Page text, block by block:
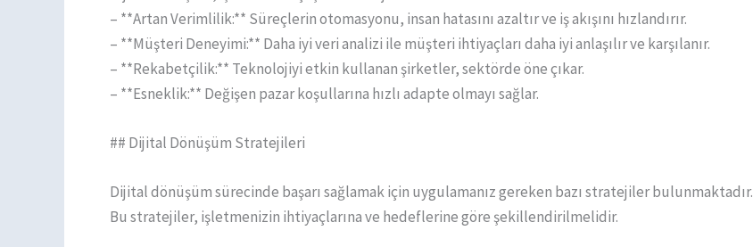
– **Artan Verimlilik:** Süreçlerin otomasyonu, insan hatasını azaltır ve iş akışını hızlandırır.
– **Müşteri Deneyimi:** Daha iyi veri analizi ile müşteri ihtiyaçları daha iyi anlaşılır ve karşılanır.
– **Rekabetçilik:** Teknolojiyi etkin kullanan şirketler, sektörde öne çıkar.
– **Esneklik:** Değişen pazar koşullarına hızlı adapte olmayı sağlar.
## Dijital Dönüşüm Stratejileri
Dijital dönüşüm sürecinde başarı sağlamak için uygulamanız gereken bazı stratejiler bulunmaktadır.
Bu stratejiler, işletmenizin ihtiyaçlarına ve hedeflerine göre şekillendirilmelidir.